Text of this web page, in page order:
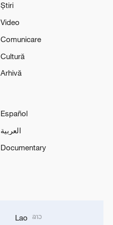
Știri
Video
Comunicare
Cultură
Arhivă
Español
العربية
Documentary
Lao ລາວ